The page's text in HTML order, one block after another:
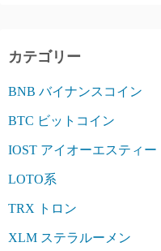
カテゴリー
BNB バイナンスコイン
BTC ビットコイン
IOST アイオーエスティー
LOTO系
TRX トロン
XLM ステラルーメン